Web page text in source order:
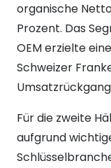
organische
Prozent. Das
OEM erzielte
Schweizer
Für die zweite
aufgrund